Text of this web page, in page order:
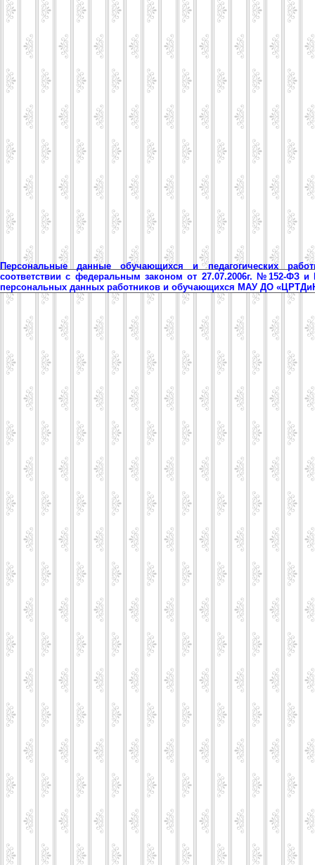
Персональные данные обучающихся и педагогических
соответствии с федеральным законом от 27.07.2006г. №152-ФЗ
персональных данных работников и обучающихся МАУ ДО